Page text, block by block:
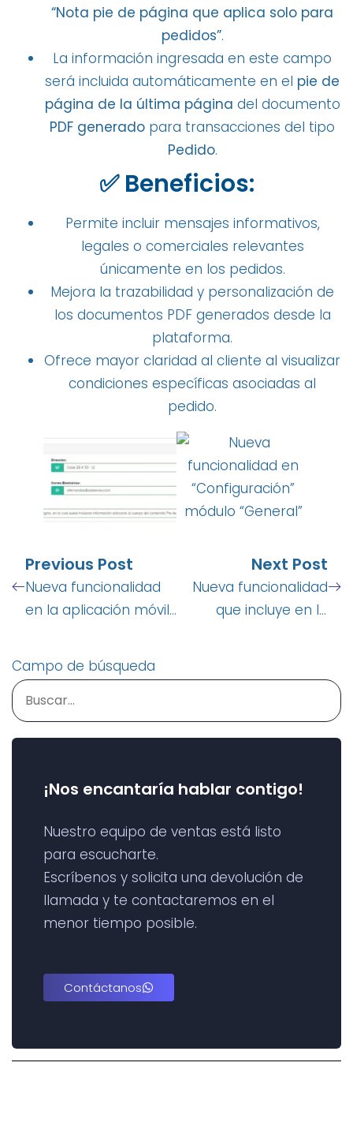
“Nota pie de página que aplica solo para
pedidos”.
La información ingresada en este campo
será incluida automáticamente en el pie de
página de la última página del documento
PDF generado para transacciones del tipo
Pedido.
✅ Beneficios:
Permite incluir mensajes informativos,
legales o comerciales relevantes
únicamente en los pedidos.
Mejora la trazabilidad y personalización de
los documentos PDF generados desde la
plataforma.
Ofrece mayor claridad al cliente al visualizar
condiciones específicas asociadas al
pedido.
Previous Post
Nueva funcionalidad
en la aplicación móvil
Cotizaciones»
Next Post
Nueva funcionalidad
que incluye en la
Campo de búsqueda
¡Nos encantaría hablar contigo!
Nuestro equipo de ventas está listo
para escucharte.
Escríbenos y solicita una devolución de
llamada y te contactaremos en el
menor tiempo posible.
Contáctanos